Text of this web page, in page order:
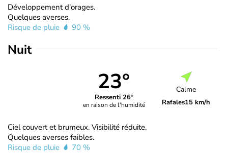
Développement d'orages.
Quelques averses.
Risque de pluie
90 %
Nuit
23°
Ressenti 26°
en raison de l'humidité
Calme
Rafales15 km/h
Ciel couvert et brumeux. Visibilité réduite.
Quelques averses faibles.
Risque de pluie
70 %